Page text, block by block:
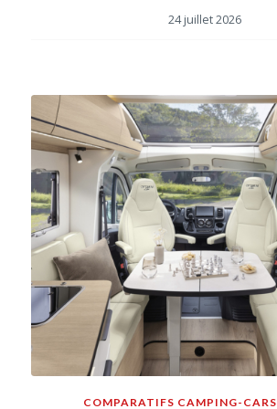
24 juillet 2026
COMPARATIFS CAMPING-CARS